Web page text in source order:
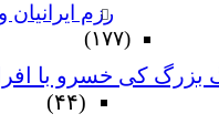
رزم ایرانیان
(۱۷۷)
بزرگ کی خسرو با
(۴۴)